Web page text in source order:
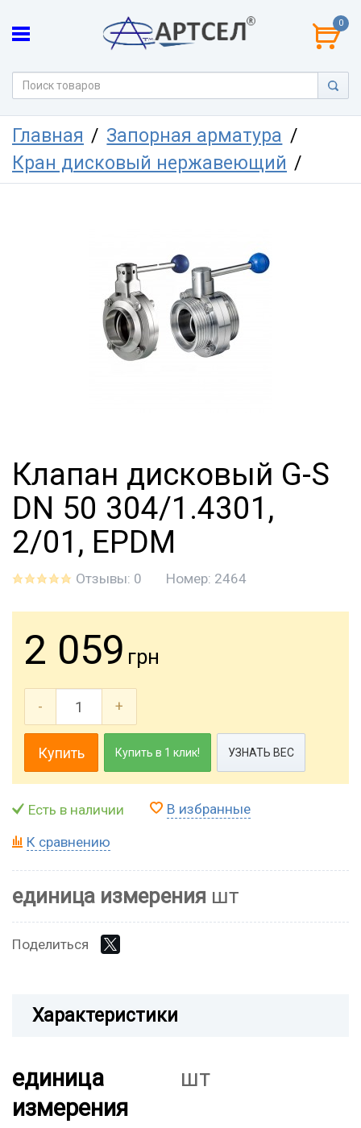
0
Главная
Запорная арматура
Кран дисковый нержавеющий
Клапан дисковый G-S
DN 50 304/1.4301,
2/01, EPDM
Отзывы: 0 Номер: 2464
2 059 грн
- +
Купить Купить в 1 клик! УЗНАТЬ ВЕС
Есть в наличии В избранные
К сравнению
единица измерения шт
Поделиться
Характеристики
единица
измерения
шт